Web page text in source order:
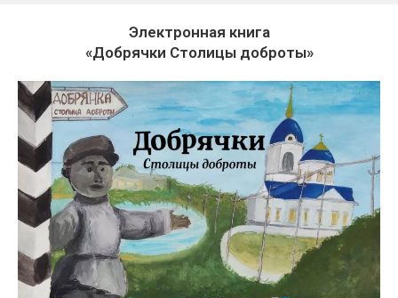
Электронная книга
«Добрячки Столицы доброты»